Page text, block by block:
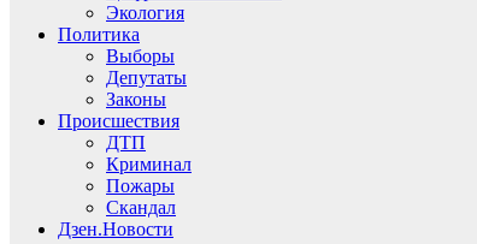
Экология
Политика
Выборы
Депутаты
Законы
Происшествия
ДТП
Криминал
Пожары
Скандал
Дзен.Новости